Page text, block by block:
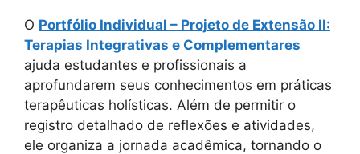
O Portfólio Individual – Projeto de Extensão II:
Terapias Integrativas e Complementares
ajuda estudantes e profissionais a
aprofundarem seus conhecimentos em práticas
terapêuticas holísticas. Além de permitir o
registro detalhado de reflexões e atividades,
ele organiza a jornada acadêmica, tornando o